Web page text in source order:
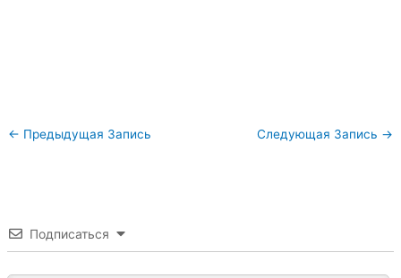
← Предыдущая Запись Следующая Запись →
Подписаться